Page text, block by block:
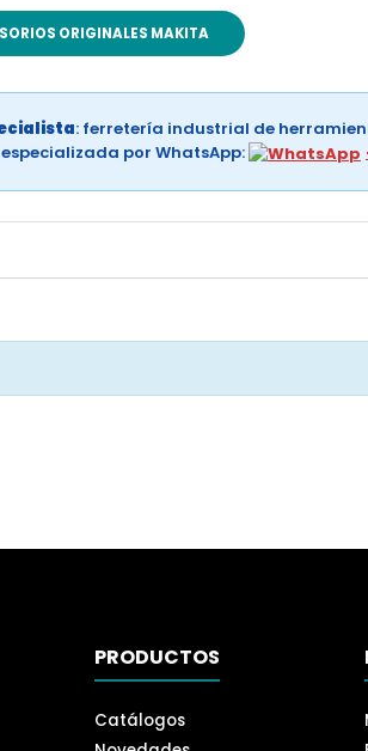
ORIGINALES MAKITA
: ferretería industrial de
por WhatsApp:
PRODUCTOS
Catálogos